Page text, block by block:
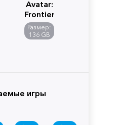
Avatar:
Frontiers
of
Pandora
Размер:
136 GB
игры